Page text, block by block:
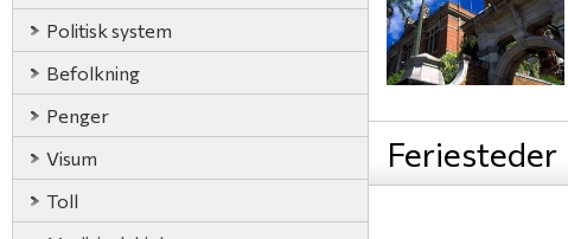
Politisk system
Befolkning
Penger
Visum
Toll
Feriesteder